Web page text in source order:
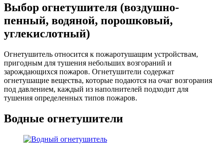
Выбор огнетушителя (воздушно-
пенный, водяной, порошковый,
углекислотный)
Огнетушитель относится к пожаротушащим устройствам,
пригодным для тушения небольших возгораний и
зарождающихся пожаров. Огнетушители содержат
огнетушащие вещества, которые подаются на очаг возгорания
под давлением, каждый из наполнителей подходит для
тушения определенных типов пожаров.
Водные огнетушители